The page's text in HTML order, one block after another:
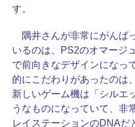
す。
隅井さんが非常にがんば
いるのは、PS2のオマージ
で前向きなデザインになっ
的にこだわりがあったのは
新しいゲーム機は「シルエ
うなものになっていて、非
レイステーションのDNAだ